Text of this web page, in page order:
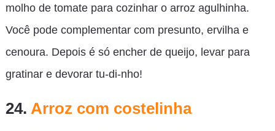
molho de tomate para cozinhar o arroz agulhinha.
Você pode complementar com presunto, ervilha e
cenoura. Depois é só encher de queijo, levar para
gratinar e devorar tu-di-nho!
24. Arroz com costelinha